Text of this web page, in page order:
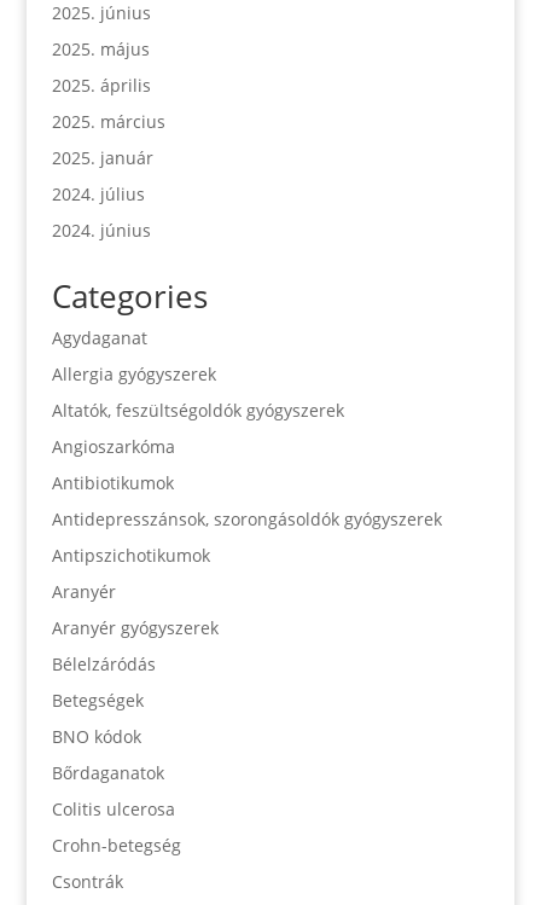
2025. június
2025. május
2025. április
2025. március
2025. január
2024. július
2024. június
Categories
Agydaganat
Allergia gyógyszerek
Altatók, feszültségoldók gyógyszerek
Angioszarkóma
Antibiotikumok
Antidepresszánsok, szorongásoldók gyógyszerek
Antipszichotikumok
Aranyér
Aranyér gyógyszerek
Bélelzáródás
Betegségek
BNO kódok
Bőrdaganatok
Colitis ulcerosa
Crohn-betegség
Csontrák